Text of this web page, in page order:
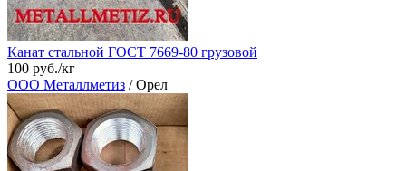
Канат стальной ГОСТ 7669-80 грузовой
100 руб./кг
ООО Металлметиз / Орел